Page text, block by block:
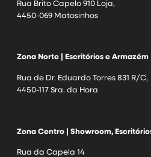
Rua Brito Capelo 910 Loja,
4450-069 Matosinhos
Zona Norte | Escritórios e Armazém
Rua de Dr. Eduardo Torres 831 R/C,
4450-117 Sra. da Hora
Zona Centro | Showroom,
Rua da Capela 14